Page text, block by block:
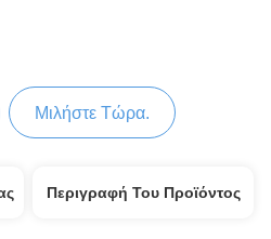
Μιλήστε Τώρα.
Περιγραφή Του Προϊόντος